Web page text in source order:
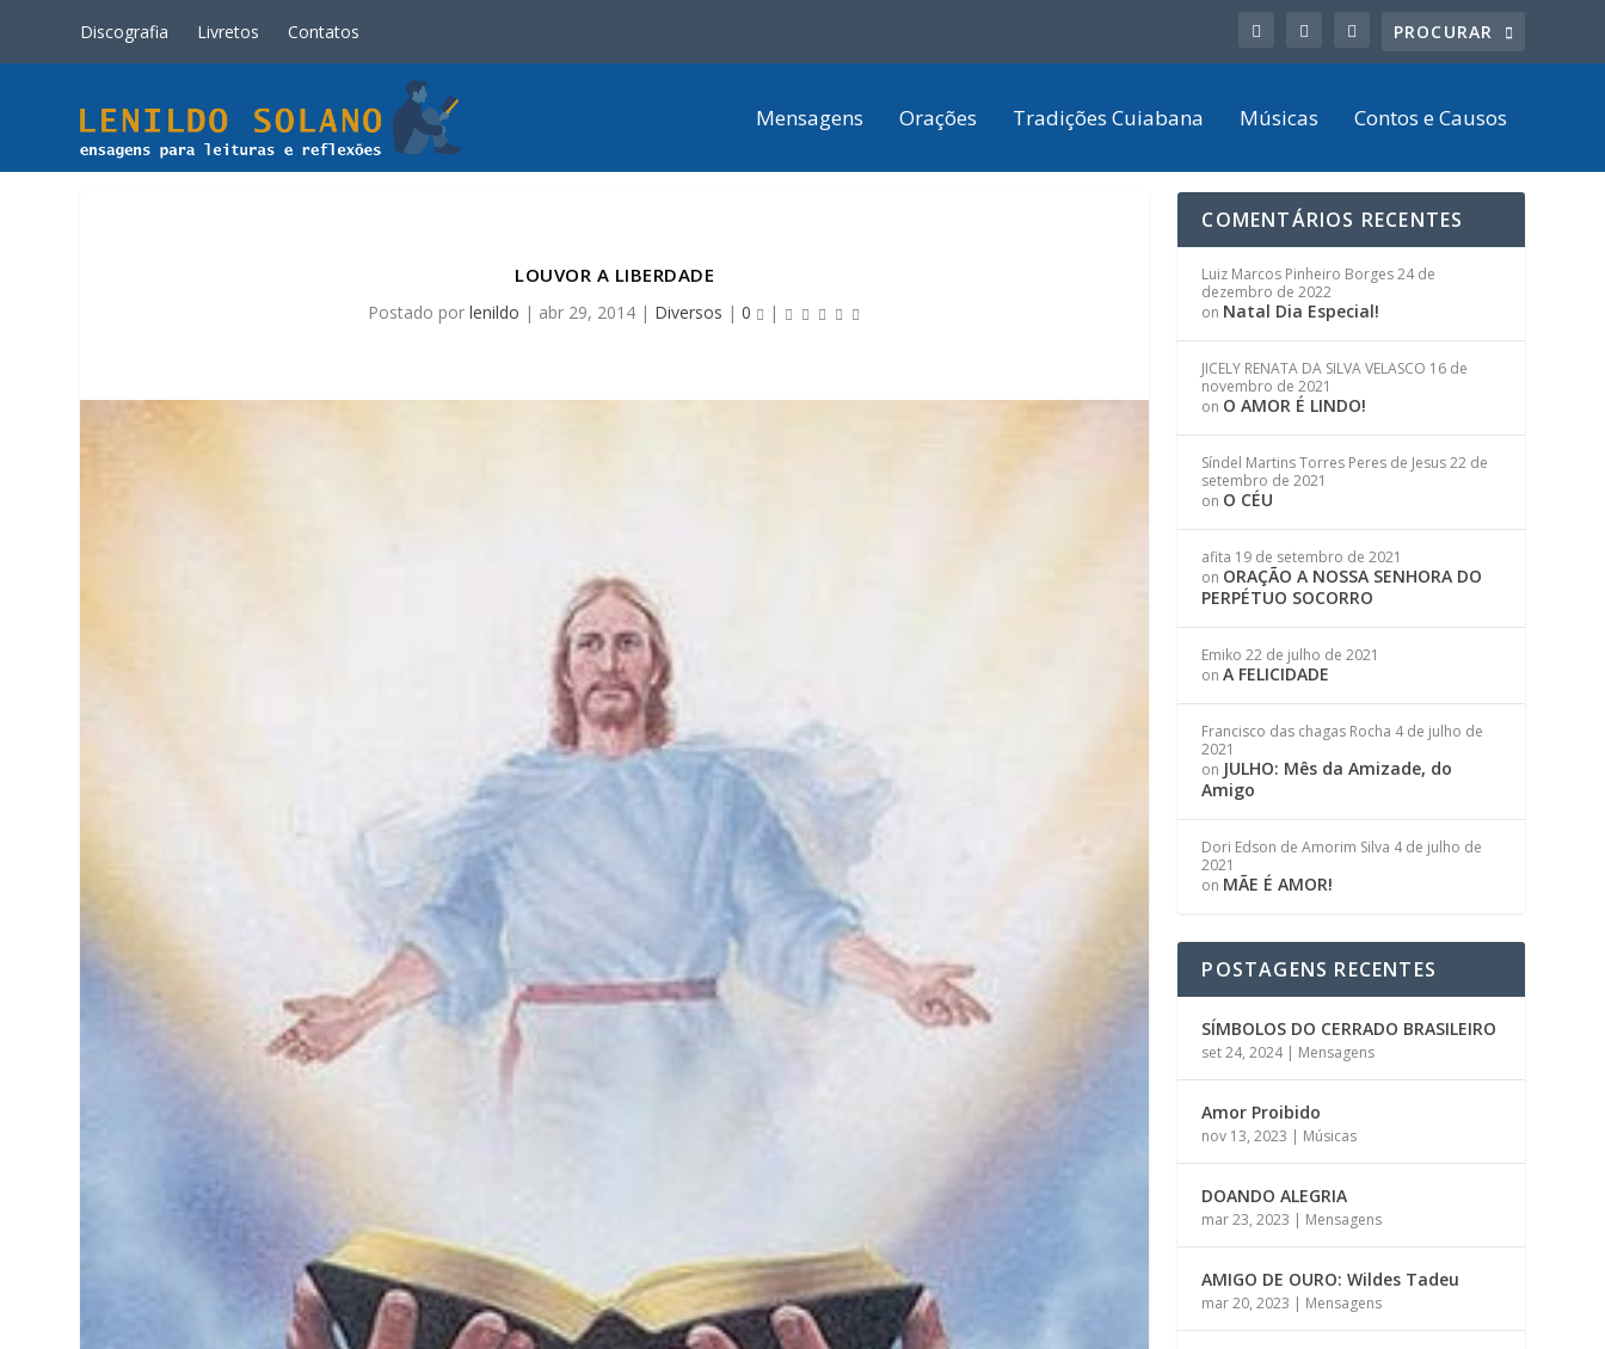
Discografia Livretos Contatos
Mensagens Orações Tradições Cuiabana Músicas Contos e Causos
LOUVOR A LIBERDADE
Postado por lenildo | abr 29, 2014| Diversos | 0 |
COMENTÁRIOS RECENTES
Luiz Marcos Pinheiro Borges24 de
dezembro de 2022
on Natal Dia Especial!
JICELY RENATA DA SILVA VELASCO 16 de
novembro de 2021
on O AMOR É LINDO!
Síndel Martins Torres Peres de Jesus22 de
setembro de 2021
on O CÉU
afita 19 de setembro de 2021
on ORAÇÃO A NOSSA SENHORA DO
PERPÉTUO SOCORRO
Emiko 22 de julho de 2021
onA FELICIDADE
Francisco das chagas Rocha 4 de julho de
2021
on JULHO: Mês da Amizade, do
Amigo
Dori Edson de Amorim Silva 4 de julho de
2021
on MÃE É AMOR!
POSTAGENS RECENTES
SÍMBOLOS DO CERRADO BRASILEIRO
set 24, 2024| Mensagens
Amor Proibido
nov 13, 2023 | Músicas
DOANDO ALEGRIA
mar 23, 2023 | Mensagens
AMIGO DE OURO: Wildes Tadeu
mar 20, 2023 | Mensagens